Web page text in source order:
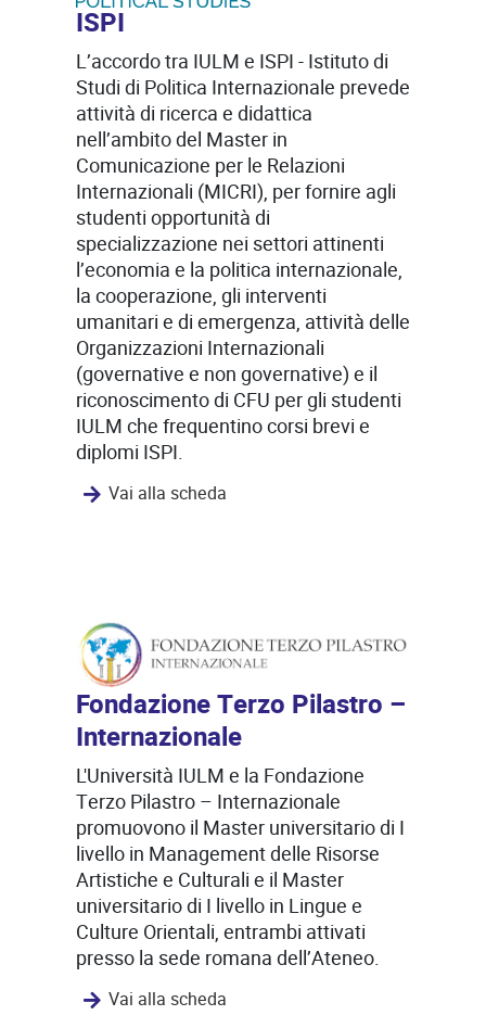
ISPI
L’accordo tra IULM e ISPI - Istituto di
Studi di Politica Internazionale prevede
attività di ricerca e didattica
nell’ambito del Master in
Comunicazione per le Relazioni
Internazionali (MICRI), per fornire agli
studenti opportunità di
specializzazione nei settori attinenti
l’economia e la politica internazionale,
la cooperazione, gli interventi
umanitari e di emergenza, attività delle
Organizzazioni Internazionali
(governative e non governative) e il
riconoscimento di CFU per gli studenti
IULM che frequentino corsi brevi e
diplomi ISPI.
Vai alla scheda
Fondazione Terzo Pilastro –
Internazionale
L'Università IULM e la Fondazione
Terzo Pilastro – Internazionale
promuovono il Master universitario di I
livello in Management delle Risorse
Artistiche e Culturali e il Master
universitario di I livello in Lingue e
Culture Orientali, entrambi attivati
presso la sede romana dell’Ateneo.
Vai alla scheda